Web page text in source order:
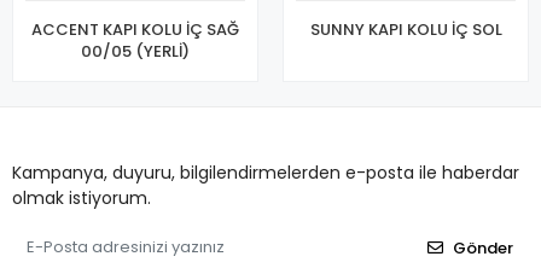
ACCENT KAPI KOLU İÇ SAĞ
00/05 (YERLİ)
SUNNY KAPI KOLU İÇ SOL
Kampanya, duyuru, bilgilendirmelerden e-posta ile haberdar
olmak istiyorum.
Gönder